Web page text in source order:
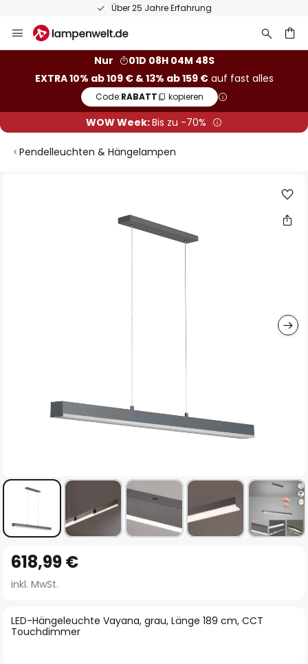
Über 25 Jahre Erfahrung
Inhalt
Nur
01D 08H 04M 48S
EXTRA 10% ab 109 € & 13% ab 159 €auf fast alles
Code:RABATT kopieren
WOW Week:Bis zu -70%
Pendelleuchten & Hängelampen
Anfang
der
springen
LED-Hängeleuchte Vayana, grau, Länge 189 cm, CCT
Touchdimmer
618,99 €
inkl. MwSt.